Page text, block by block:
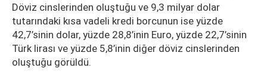
Döviz cinslerinden oluştuğu ve 9,3 milyar dolar
tutarındaki kısa vadeli kredi borcunun ise yüzde
42,7’sinin dolar, yüzde 28,8’inin Euro, yüzde 22,7’sinin
Türk lirası ve yüzde 5,8’inin diğer döviz cinslerinden
oluştuğu görüldü.